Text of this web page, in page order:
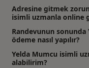
Adresine gitmek
isimli uzmanla online
Randevunun
ödeme nasıl yapılır?
Yelda Mumcu isimli
alabilirim?